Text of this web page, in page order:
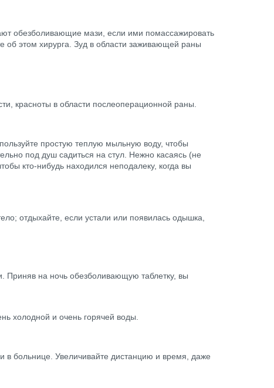
обезболивающие мази, если ими помассажировать
этом хирурга. Зуд в области заживающей раны
красноты в области послеоперационной раны.
простую теплую мыльную воду, чтобы
под душ садиться на стул. Нежно касаясь (не
кто-нибудь находился неподалеку, когда вы
отдыхайте, если устали или появилась одышка,
Приняв на ночь обезболивающую таблетку, вы
холодной и очень горячей воды.
в больнице. Увеличивайте дистанцию и время, даже